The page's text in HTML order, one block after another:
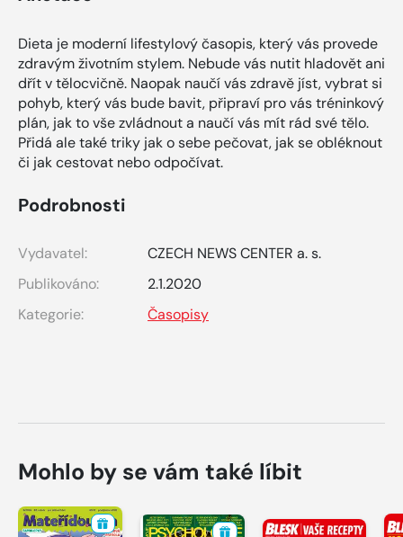
Dieta je moderní lifestylový časopis, který vás provede
zdravým životním stylem. Nebude vás nutit hladovět ani
dřít v tělocvičně. Naopak naučí vás zdravě jíst, vybrat si
pohyb, který vás bude bavit, připraví pro vás tréninkový
plán, jak to vše zvládnout a naučí vás mít rád své tělo.
Přidá ale také triky jak o sebe pečovat, jak se obléknout
či jak cestovat nebo odpočívat.
Podrobnosti
Vydavatel:
CZECH NEWS CENTER a. s.
Publikováno:
2.1.2020
Kategorie:
Časopisy
Mohlo by se vám také líbit